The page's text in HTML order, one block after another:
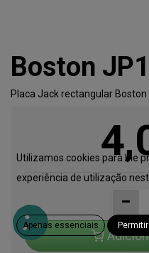
Boston
Placa Jack rectangular Boston
Utilizamos cookies para lhe
experiência de utilização
Apenas essenciais